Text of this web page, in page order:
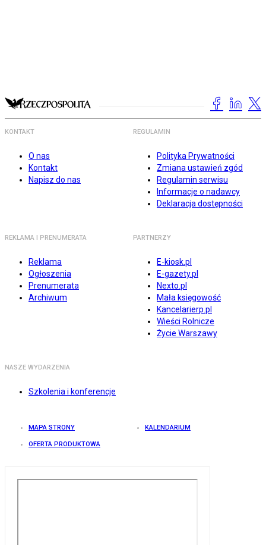
KONTAKT
O nas
Kontakt
Napisz do nas
REGULAMIN
Polityka Prywatności
Zmiana ustawień zgód
Regulamin serwisu
Informacje o nadawcy
Deklaracja dostępności
REKLAMA I PRENUMERATA
Reklama
Ogłoszenia
Prenumerata
Archiwum
PARTNERZY
E-kiosk.pl
E-gazety.pl
Nexto.pl
Mała księgowość
Kancelarierp.pl
Wieści Rolnicze
Życie Warszawy
NASZE WYDARZENIA
Szkolenia i konferencje
MAPA STRONY KALENDARIUM
OFERTA PRODUKTOWA